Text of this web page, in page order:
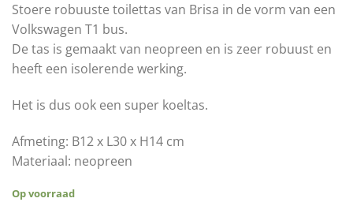
Stoere robuuste toilettas van Brisa in de vorm van een
Volkswagen T1 bus.
De tas is gemaakt van neopreen en is zeer robuust en
heeft een isolerende werking.
Het is dus ook een super koeltas.
Afmeting: B12 x L30 x H14 cm
Materiaal: neopreen
Op voorraad